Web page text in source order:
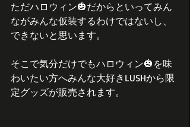
ただハロウィン🎃だからといってみん
ながみんな仮装するわけではないし、
できないと思います。
そこで気分だけでもハロウィン🎃を味
わいたい方へみんな大好きLUSHから限
定グッズが販売されます。